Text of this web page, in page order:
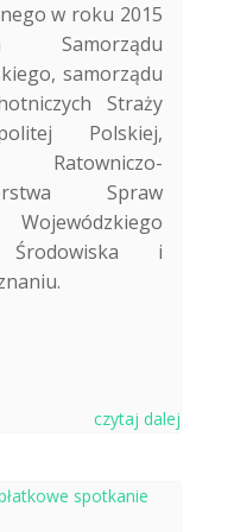
w roku 2015
Samorządu
samorządu
Straży
Polskiej,
Ratowniczo-
Spraw
Środowiska i
czytaj dalej